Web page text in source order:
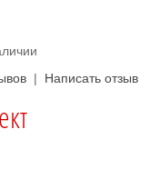
| Написать отзыв